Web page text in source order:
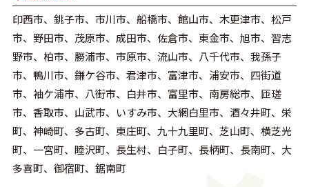
印西市、銚子市、市川市、船橋市、館山市、木更津市、松戸
市、野田市、茂原市、成田市、佐倉市、東金市、旭市、習志
野市、柏市、勝浦市、市原市、流山市、八千代市、我孫子
市、鴨川市、鎌ケ谷市、君津市、富津市、浦安市、四街道
市、袖ケ浦市、八街市、白井市、富里市、南房総市、匝瑳
市、香取市、山武市、いすみ市、大網白里市、酒々井町、栄
町、神崎町、多古町、東庄町、九十九里町、芝山町、横芝光
町、一宮町、睦沢町、長生村、白子町、長柄町、長南町、大
多喜町、御宿町、鋸南町